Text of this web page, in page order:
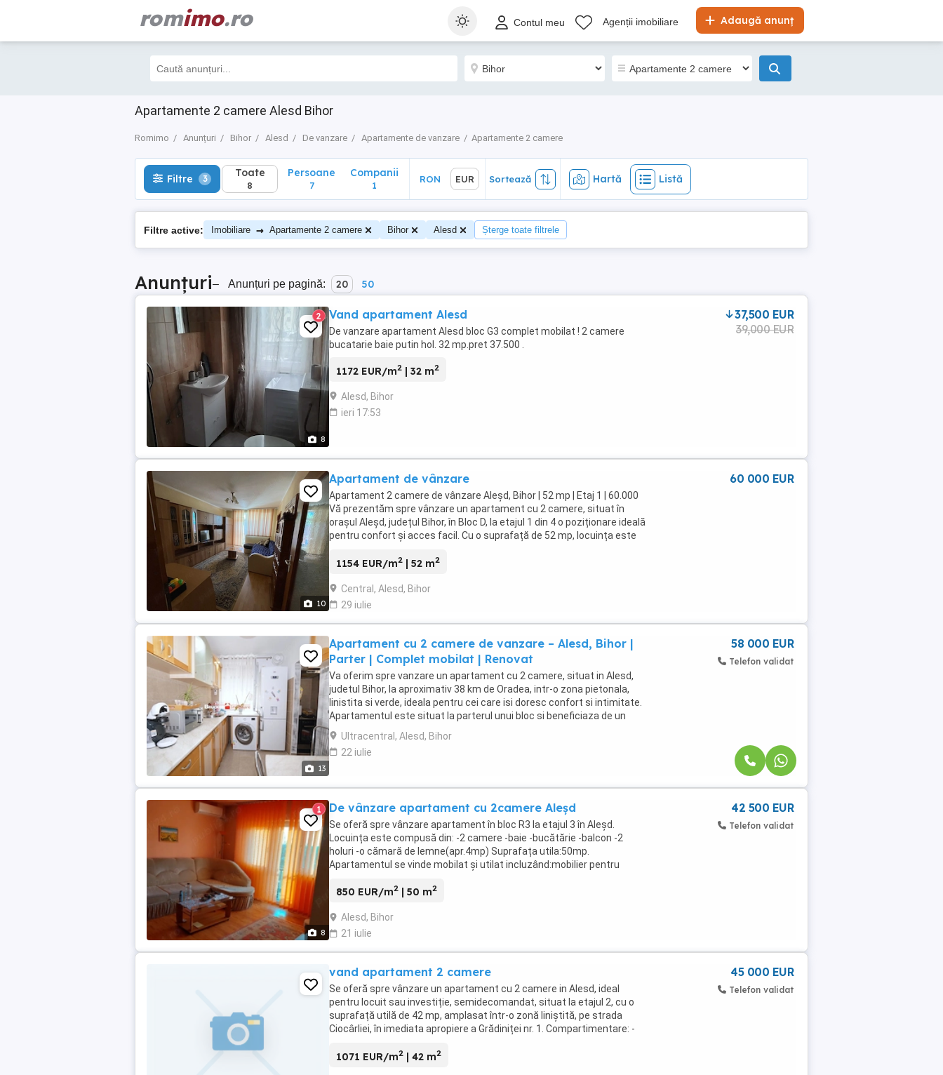
romimo.ro Adaugă anunț
Contul meu Agenții imobiliare
Apartamente 2 camere Alesd Bihor
Romimo Anunțuri Bihor Alesd De vanzare Apartamente de vanzare Apartamente 2 camere
Filtre 3 Toate
8
EUR Sortează Hartă Listă
Filtre 3 Toate
8
Persoane
7
Companii
1
RON EUR Sortează Hartă Listă
Filtre active: Imobiliare → Apartamente 2 camere Bihor Alesd Șterge toate filtrele
Anunțuri– Anunțuri pe pagină: 20 50
8
2 Vand apartament Alesd
De vanzare apartament Alesd bloc G3 complet mobilat ! 2 camere
bucatarie baie putin hol. 32 mp.pret 37.500 .
1172 EUR/m2 | 32 m2
Alesd, Bihor
ieri 17:53
37,500 EUR
39,000 EUR
10
Apartament de vânzare
Apartament 2 camere de vânzare Aleșd, Bihor | 52 mp | Etaj 1 | 60.000
Vă prezentăm spre vânzare un apartament cu 2 camere, situat în
orașul Aleșd, județul Bihor, în Bloc D, la etajul 1 din 4 o poziționare ideală
pentru confort și acces facil. Cu o suprafață de 52 mp, locuința este
1154 EUR/m2 | 52 m2
Central, Alesd, Bihor
29 iulie
60 000 EUR
13
Apartament cu 2 camere de vanzare – Alesd, Bihor |
Parter | Complet mobilat | Renovat
Va oferim spre vanzare un apartament cu 2 camere, situat in Alesd,
judetul Bihor, la aproximativ 38 km de Oradea, intr-o zona pietonala,
linistita si verde, ideala pentru cei care isi doresc confort si intimitate.
Apartamentul este situat la parterul unui bloc si beneficiaza de un
avantaj deosebit: ...
Ultracentral, Alesd, Bihor
22 iulie
58 000 EUR
Telefon validat
8
1 De vânzare apartament cu 2camere Aleșd
Se oferă spre vânzare apartament în bloc R3 la etajul 3 în Aleșd.
Locuința este compusă din: -2 camere -baie -bucătărie -balcon -2
holuri -o cămară de lemne(apr.4mp) Suprafața utila:50mp.
Apartamentul se vinde mobilat și utilat incluzând:mobilier pentru
850 EUR/m2 | 50 m2
Alesd, Bihor
21 iulie
42 500 EUR
Telefon validat
vand apartament 2 camere
Se oferă spre vânzare un apartament cu 2 camere in Alesd, ideal
pentru locuit sau investiție, semidecomandat, situat la etajul 2, cu o
suprafață utilă de 42 mp, amplasat într-o zonă liniștită, pe strada
Ciocârliei, în imediata apropiere a Grădiniței nr. 1. Compartimentare: -
1071 EUR/m2 | 42 m2
45 000 EUR
Telefon validat